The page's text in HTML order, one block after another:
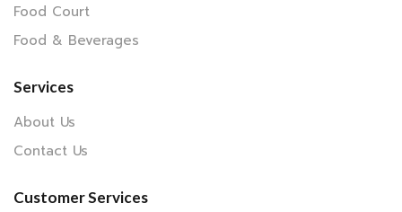
Food Court
Food & Beverages
Services
About Us
Contact Us
Customer Services